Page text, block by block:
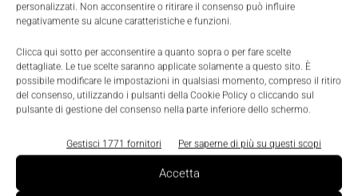
personalizzati. Non acconsentire o ritirare il consenso può influire
negativamente su alcune caratteristiche e funzioni.
Clicca qui sotto per acconsentire a quanto sopra o per fare scelte
dettagliate. Le tue scelte saranno applicate solamente a questo sito. È
possibile modificare le impostazioni in qualsiasi momento, compreso il ritiro
del consenso, utilizzando i pulsanti della Cookie Policy o cliccando sul
pulsante di gestione del consenso nella parte inferiore dello schermo.
Gestisci 1771 fornitori Per saperne di più su questi scopi
Accetta
TI POTREBBERO INTERESSARE ⇢